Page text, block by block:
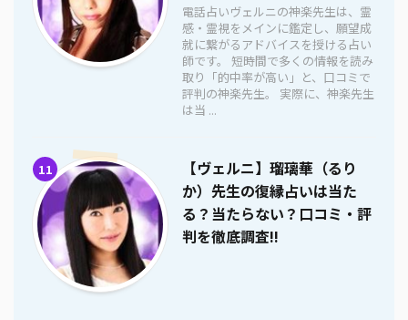
電話占いヴェルニの神楽先生は、霊
感・霊視をメインに鑑定し、願望成
就に繋がるアドバイスを授ける占い
師です。 短時間で多くの情報を読み
取り「的中率が高い」と、口コミで
評判の神楽先生。 実際に、神楽先生
は当 ...
11
【ヴェルニ】瑠璃華（るり
か）先生の復縁占いは当た
る？当たらない？口コミ・評
判を徹底調査!!